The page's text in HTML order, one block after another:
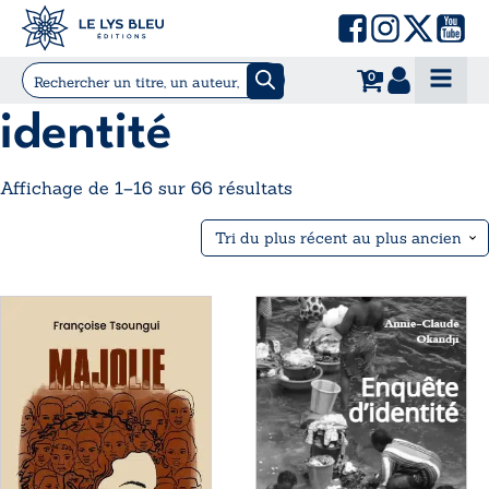
0
identité
Affichage de 1–16 sur 66 résultats
plus
au
plus
ancien
produit
plusieurs
variations.
Les
options
Ce
produit
a
plusieurs
variations.
Les
options